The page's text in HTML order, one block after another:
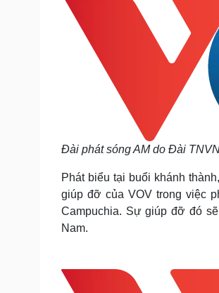
Dinh dưỡng - món ngon
Cây thuốc
Sản phụ khoa
Nhi khoa
Nam khoa
Làm đẹp - giảm cân
Phòng mạch online
Ăn sạch sống khỏe
Đài phát sóng AM do Đài
Phát biểu tại buổi khánh
giúp đỡ của VOV trong việc
Campuchia. Sự giúp đỡ đó
Nam.